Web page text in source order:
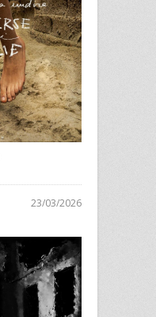
23/03/2026